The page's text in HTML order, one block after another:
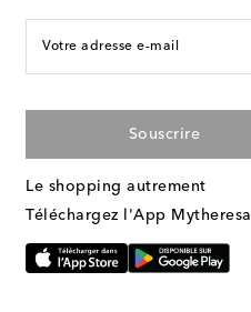
Votre adresse e-mail
Souscrire
Le shopping autrement
Téléchargez l'App Mytheresa